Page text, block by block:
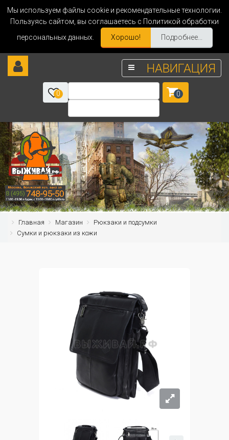
Мы используем файлы cookie и рекомендательные технологии.
Пользуясь сайтом, вы соглашаетесь с Политикой обработки
персональных данных.
Хорошо! Подробнее...
НАВИГАЦИЯ
0 0
Главная Магазин
Рюкзаки и подсумки
Сумки и рюкзаки из кожи